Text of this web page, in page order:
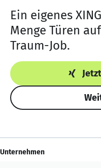
Ein eigenes
Menge Türen
Traum-Job.
Unternehmen